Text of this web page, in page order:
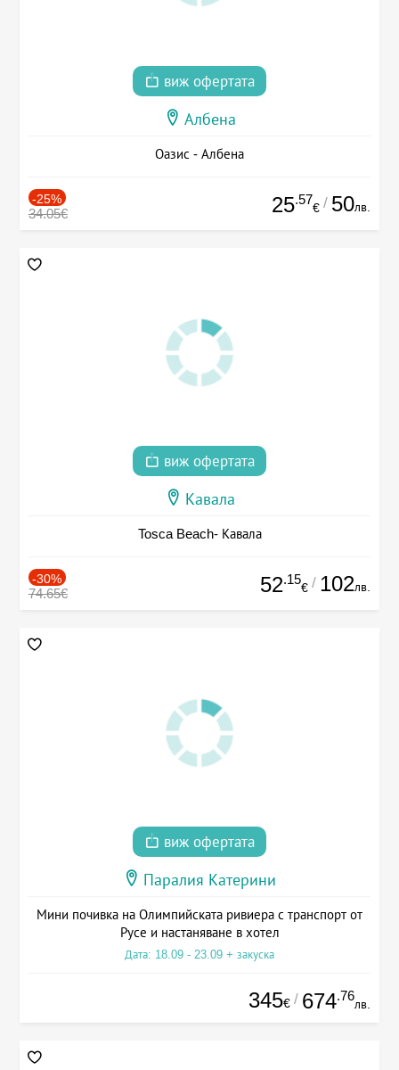
виж офертата
Албена
Оазис - Албена
-25%
34.05€ 25.57
€ / 50лв.
виж офертата
Кавала
Tosca Beach- Кавала
-30%
74.65€ 52.15
€ / 102лв.
виж офертата
Паралия Катерини
Мини почивка на Олимпийската ривиера с транспорт от
Русе и настаняване в хотел
Дата: 18.09 - 23.09 + закуска
345€ / 674.76
лв.